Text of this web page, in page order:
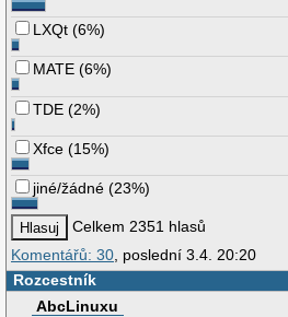
LXQt (6%)
MATE (6%)
TDE (2%)
Xfce (15%)
jiné/žádné (23%)
Celkem 2351 hlasů
Komentářů: 30 , poslední 3.4. 20:20
Rozcestník
AbcLinuxu